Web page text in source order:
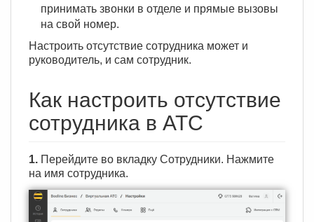
принимать звонки в отделе и прямые вызовы
на свой номер.
Настроить отсутствие сотрудника может и
руководитель, и сам сотрудник.
Как настроить отсутствие
сотрудника в АТС
1. Перейдите во вкладку Сотрудники. Нажмите
на имя сотрудника.